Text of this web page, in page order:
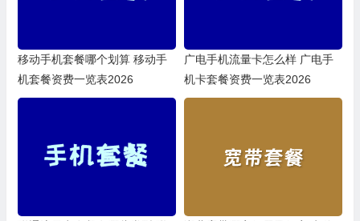
移动手机套餐哪个划算 移动手
机套餐资费一览表2026
广电手机流量卡怎么样 广电手
机卡套餐资费一览表2026